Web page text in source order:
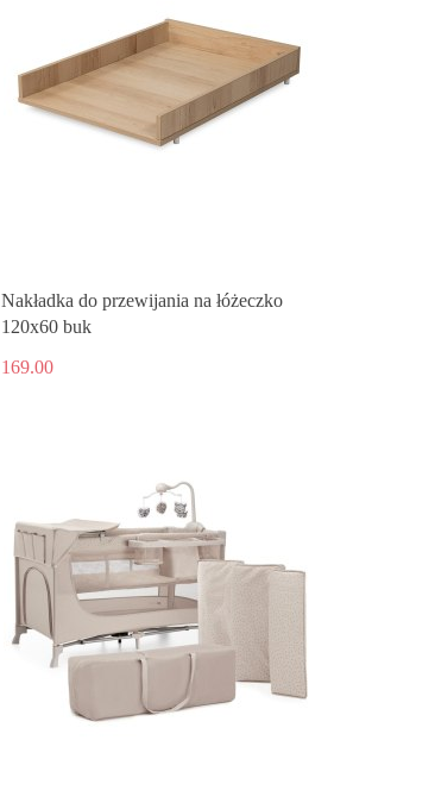
Nakładka do przewijania na łóżeczko
120x60 buk
169.00